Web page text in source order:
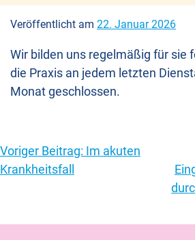
Veröffentlicht am 22. Januar 2026
Wir bilden uns regelmäßig für sie
die Praxis an jedem letzten
Monat geschlossen.
Beitragsnavigation
Voriger Beitrag: Im akuten
Krankheitsfall